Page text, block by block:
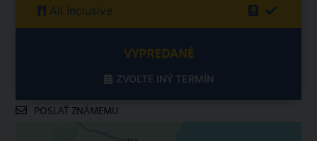
All Inclusive
VYPREDANÉ
ZVOĽTE INÝ TERMÍN
POSLAŤ ZNÁMEMU